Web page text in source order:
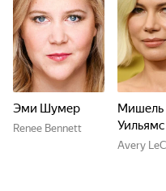
Эми Шумер
Renee Bennett
Мишель
Уильямс
Avery